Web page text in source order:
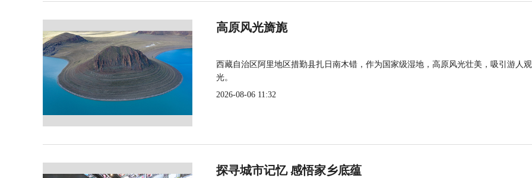
高原风光旖旎
西藏自治区阿里地区措勤县扎日南木错，作为国家级湿地，高原风光壮美，吸引游人观
光。
2026-08-06 11:32
探寻城市记忆 感悟家乡底蕴